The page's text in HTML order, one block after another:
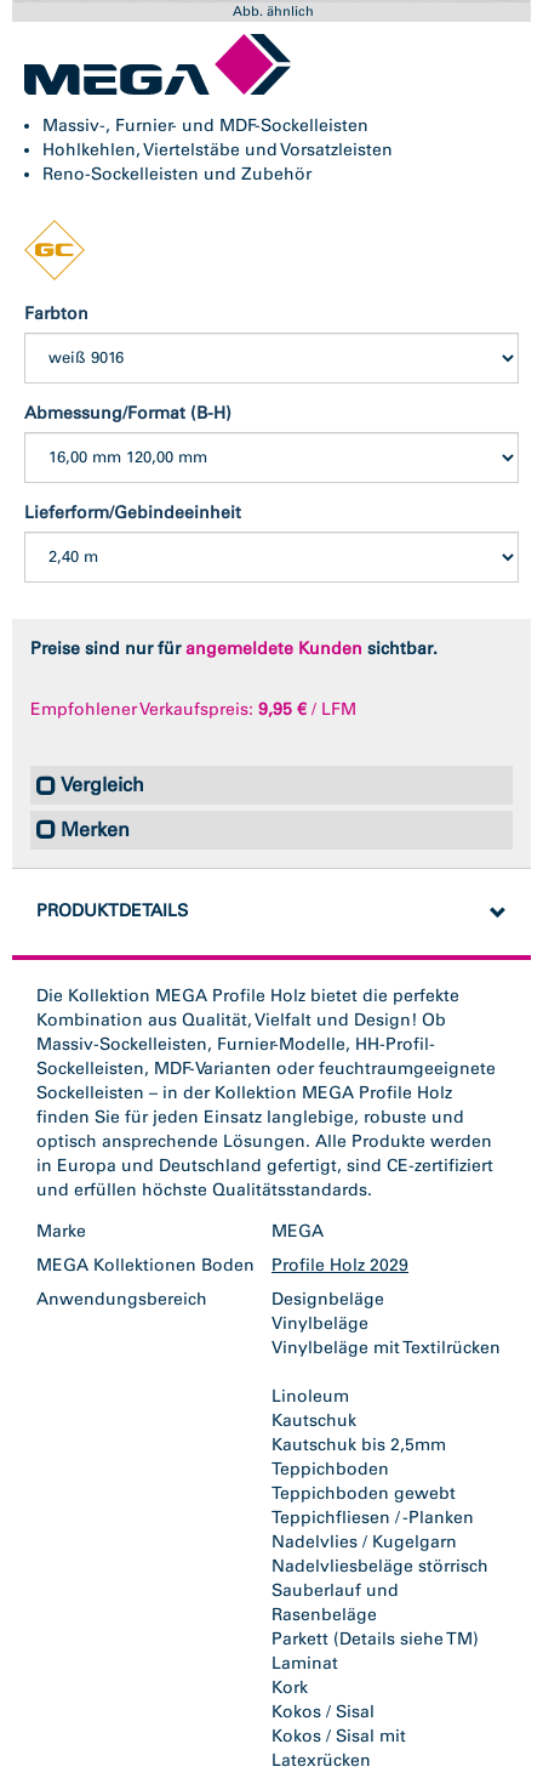
Abb. ähnlich
Massiv-, Furnier- und MDF-Sockelleisten
Hohlkehlen, Viertelstäbe und Vorsatzleisten
Reno-Sockelleisten und Zubehör
Farbton
Abmessung/Format (B-H)
Lieferform/Gebindeeinheit
Preise sind nur fürangemeldete Kunden sichtbar.
Empfohlener Verkaufspreis: 9,95 € / LFM
Vergleich
Merken
PRODUKTDETAILS
Die Kollektion MEGA Profile Holz bietet die perfekte
Kombination aus Qualität, Vielfalt und Design! Ob
Massiv-Sockelleisten, Furnier-Modelle, HH-Profil-
Sockelleisten, MDF-Varianten oder feuchtraumgeeignete
Sockelleisten – in der Kollektion MEGA Profile Holz
finden Sie für jeden Einsatz langlebige, robuste und
optisch ansprechende Lösungen. Alle Produkte werden
in Europa und Deutschland gefertigt, sind CE-zertifiziert
und erfüllen höchste Qualitätsstandards.
Marke
MEGA
MEGA Kollektionen Boden
Profile Holz 2029
Anwendungsbereich
Designbeläge
Vinylbeläge
Vinylbeläge mit Textilrücken
Linoleum
Kautschuk
Kautschuk bis 2,5mm
Teppichboden
Teppichboden gewebt
Teppichfliesen / -Planken
Nadelvlies / Kugelgarn
Nadelvliesbeläge störrisch
Sauberlauf und
Rasenbeläge
Parkett (Details siehe TM)
Laminat
Kork
Kokos / Sisal
Kokos / Sisal mit
Latexrücken